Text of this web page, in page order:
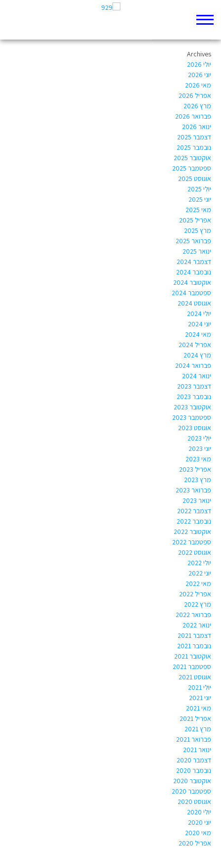
Author Archives:koren.shiri@gmail.com
Archives
יולי 2026
יוני 2026
מאי 2026
אפריל 2026
מרץ 2026
פברואר 2026
ינואר 2026
דצמבר 2025
נובמבר 2025
אוקטובר 2025
ספטמבר 2025
אוגוסט 2025
יולי 2025
יוני 2025
מאי 2025
אפריל 2025
מרץ 2025
פברואר 2025
ינואר 2025
דצמבר 2024
נובמבר 2024
אוקטובר 2024
ספטמבר 2024
אוגוסט 2024
יולי 2024
יוני 2024
מאי 2024
אפריל 2024
מרץ 2024
פברואר 2024
ינואר 2024
דצמבר 2023
נובמבר 2023
אוקטובר 2023
ספטמבר 2023
אוגוסט 2023
יולי 2023
יוני 2023
מאי 2023
אפריל 2023
מרץ 2023
פברואר 2023
ינואר 2023
דצמבר 2022
נובמבר 2022
אוקטובר 2022
ספטמבר 2022
אוגוסט 2022
יולי 2022
יוני 2022
מאי 2022
אפריל 2022
מרץ 2022
פברואר 2022
ינואר 2022
דצמבר 2021
נובמבר 2021
אוקטובר 2021
ספטמבר 2021
אוגוסט 2021
יולי 2021
יוני 2021
מאי 2021
אפריל 2021
מרץ 2021
פברואר 2021
ינואר 2021
דצמבר 2020
נובמבר 2020
אוקטובר 2020
ספטמבר 2020
אוגוסט 2020
יולי 2020
יוני 2020
מאי 2020
אפריל 2020